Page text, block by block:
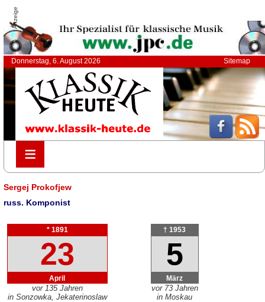
Anzeige
Donnerstag, 6. August 2026 Sitemap
≡
≡
Sergej Prokofjew
russ. Komponist
* 1891
23
April
vor 135 Jahren
in Sonzowka, Jekaterinoslaw
† 1953
5
März
vor 73 Jahren
in Moskau